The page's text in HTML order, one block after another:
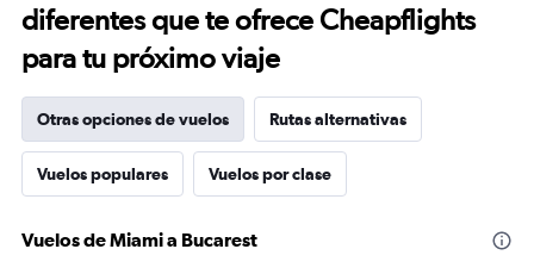
diferentes que te ofrece Cheapflights
para tu próximo viaje
Otras opciones de vuelos Rutas alternativas
Vuelos populares Vuelos por clase
Vuelos de Miami a Bucarest